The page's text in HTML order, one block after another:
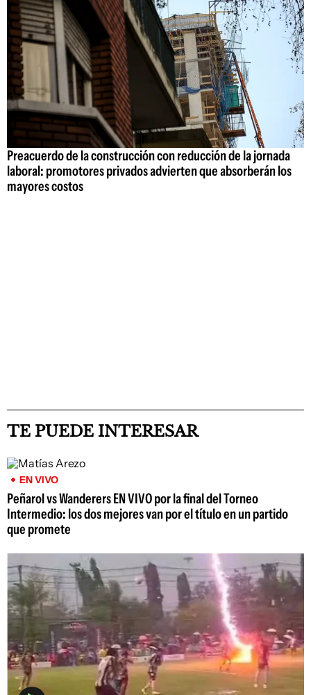
Preacuerdo de la construcción con reducción de la jornada
laboral: promotores privados advierten que absorberán los
mayores costos
TE PUEDE INTERESAR
EN VIVO
Peñarol vs Wanderers EN VIVO por la final del Torneo
Intermedio: los dos mejores van por el título en un partido
que promete